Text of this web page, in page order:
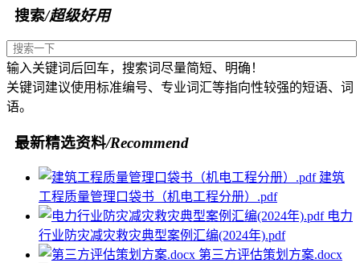
搜索/超级好用
输入关键词后回车，搜索词尽量简短、明确！
关键词建议使用标准编号、专业词汇等指向性较强的短语、词
语。
最新精选资料/Recommend
建筑
工程质量管理口袋书（机电工程分册）.pdf
电力
行业防灾减灾救灾典型案例汇编(2024年).pdf
第三方评估策划方案.docx